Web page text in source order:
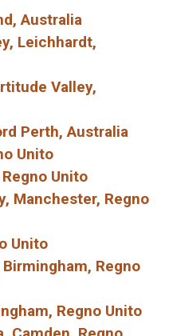
Australia
Leichhardt,
Valley,
Perth, Australia
Unito
Unito
Manchester, Regno
Unito
Regno
Regno Unito